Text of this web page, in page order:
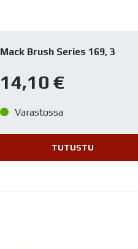
Mack Brush Series 169, 3
14,10€
Varastossa
TUTUSTU